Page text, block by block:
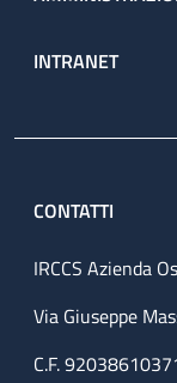
INTRANET
CONTATTI
IRCCS Azienda
Via Giuseppe
C.F.